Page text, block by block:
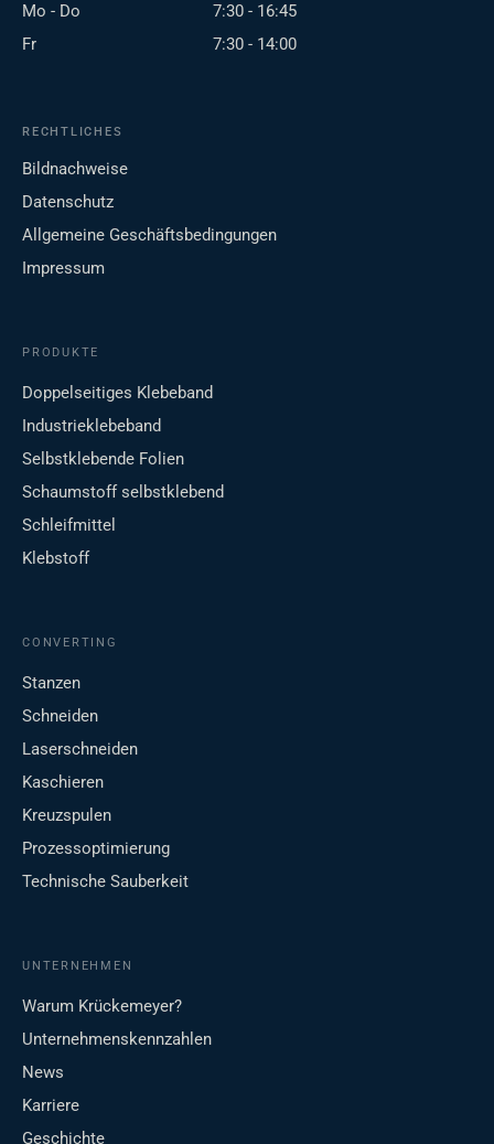
Mo - Do
7:30 - 16:45
Fr
7:30 - 14:00
RECHTLICHES
Bildnachweise
Datenschutz
Allgemeine Geschäftsbedingungen
Impressum
PRODUKTE
Doppelseitiges Klebeband
Industrieklebeband
Selbstklebende Folien
Schaumstoff selbstklebend
Schleifmittel
Klebstoff
CONVERTING
Stanzen
Schneiden
Laserschneiden
Kaschieren
Kreuzspulen
Prozessoptimierung
Technische Sauberkeit
UNTERNEHMEN
Warum Krückemeyer?
Unternehmenskennzahlen
News
Karriere
Geschichte